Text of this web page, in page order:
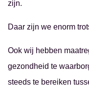
zijn.
Daar zijn we enorm
Ook wij hebben
gezondheid te
steeds te bereiken